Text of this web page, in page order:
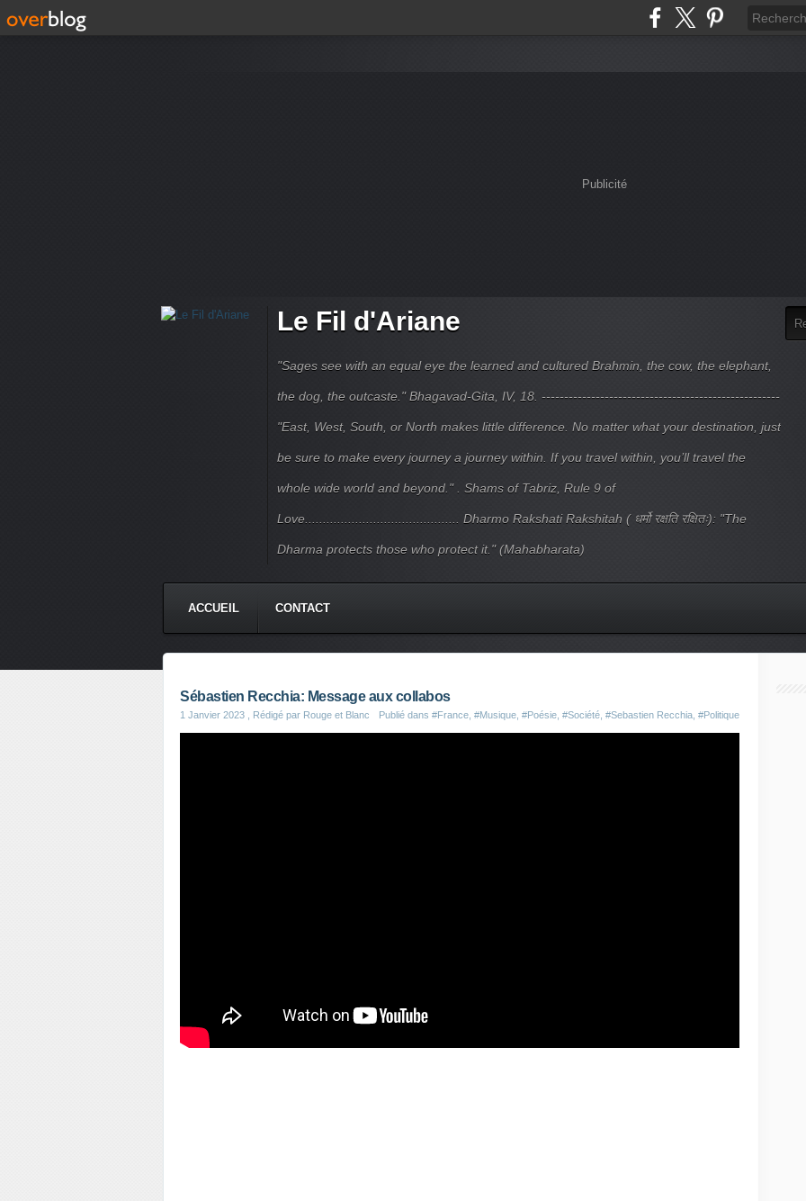
Publicité
Le Fil d'Ariane
"Sages see with an equal eye the learned and cultured Brahmin, the cow, the elephant,
the dog, the outcaste." Bhagavad-Gita, IV, 18. -----------------------------------------------------
"East, West, South, or North makes little difference. No matter what your destination, just
be sure to make every journey a journey within. If you travel within, you’ll travel the
whole wide world and beyond." . Shams of Tabriz, Rule 9 of
Love........................................... Dharmo Rakshati Rakshitah ( धर्मो रक्षति रक्षितः): "The
Dharma protects those who protect it." (Mahabharata)
ACCUEIL CONTACT
Sébastien Recchia: Message aux collabos
1 Janvier 2023 , Rédigé par Rouge et Blanc Publié dans #France #Musique #Poésie #Société #Sebastien Recchia #Politique